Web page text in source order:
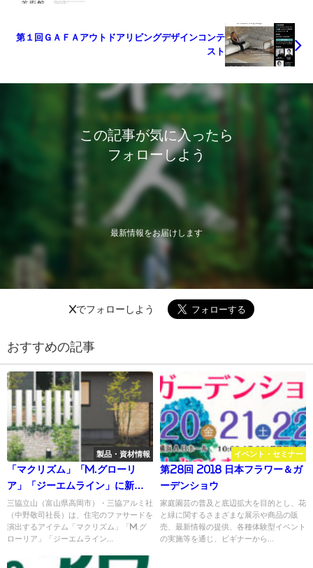
第１回ＧＡＦＡアウトドアリビングデザインコンテ
スト
この記事が気に入ったら
フォローしよう
最新情報をお届けします
Xでフォローしよう
おすすめの記事
製品・資材情報
「マクリズム」「M.グローリ
ア」「ジーエムライン」に新色
追加、「アルミス」がグッドデ
ザイン賞受賞／三協アルミ社
三協立山（富山県高岡市）・三協アルミ社
（中野敬司社長）は、住宅のファサードを
演出するアイテム「マクリズム」「M.グ
ローリア」「ジーエムライン...
イベント・セミナー
第28回 2018 日本フラワー＆ガ
ーデンショウ
家庭園芸の普及と底辺拡大を目的とし、花
と緑に関するさまざまな展示や商品の販
売、最新情報の提供、各種体験型イベント
の実施等を通じ、ビギナーから...